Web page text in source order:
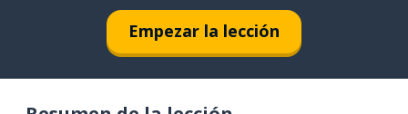
Empezar la lección